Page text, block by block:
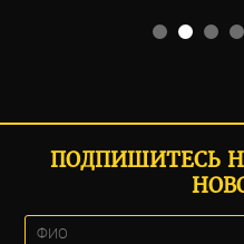
ПОДПИШИТЕСЬ